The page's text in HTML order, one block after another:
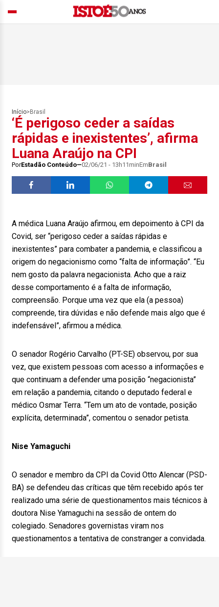
Início> Brasil
‘É perigoso ceder a saídas
rápidas e inexistentes’, afirma
Luana Araújo na CPI
PorEstadão Conteúdo 02/06/21 - 13h11minEmBrasil
A médica Luana Araújo afirmou, em depoimento à CPI da
Covid, ser “perigoso ceder a saídas rápidas e
inexistentes” para combater a pandemia, e classificou a
origem do negacionismo como “falta de informação”. “Eu
nem gosto da palavra negacionista. Acho que a raiz
desse comportamento é a falta de informação,
compreensão. Porque uma vez que ela (a pessoa)
compreende, tira dúvidas e não defende mais algo que é
indefensável”, afirmou a médica.
O senador Rogério Carvalho (PT-SE) observou, por sua
vez, que existem pessoas com acesso a informações e
que continuam a defender uma posição “negacionista”
em relação a pandemia, citando o deputado federal e
médico Osmar Terra. “Tem um ato de vontade, posição
explícita, determinada”, comentou o senador petista.
Nise Yamaguchi
O senador e membro da CPI da Covid Otto Alencar (PSD-
BA) se defendeu das críticas que têm recebido após ter
realizado uma série de questionamentos mais técnicos à
doutora Nise Yamaguchi na sessão de ontem do
colegiado. Senadores governistas viram nos
questionamentos a tentativa de constranger a convidada.